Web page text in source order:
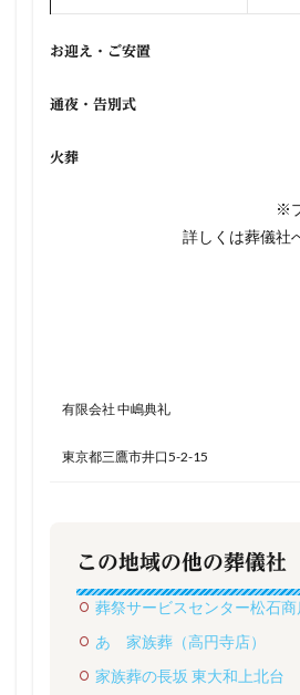
お迎え・ご安置
通夜・告別式
火葬
※
詳しくは葬儀社
有限会社 中嶋典礼
東京都三鷹市井口5-2-15
この地域の他の葬儀社
葬祭サービスセンター松石商
あゝ家族葬（高円寺店）
家族葬の長坂 東大和上北台